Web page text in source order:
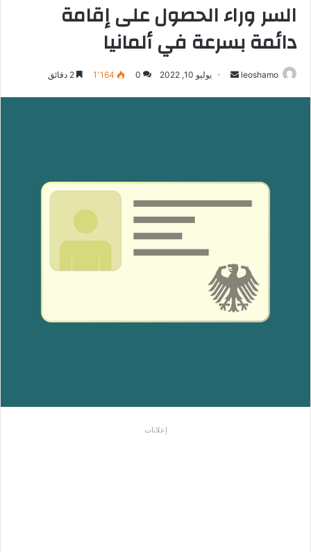
السر وراء الحصول على إقامة
دائمة بسرعة في ألمانيا
leoshamo
أرسل يوليو 10, 2022 0 1٬164
إعلانات